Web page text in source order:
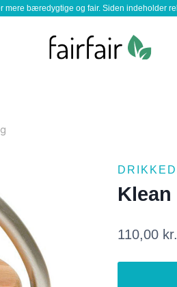
mere bæredygtige og fair. Siden indeholder
110,00 kr.